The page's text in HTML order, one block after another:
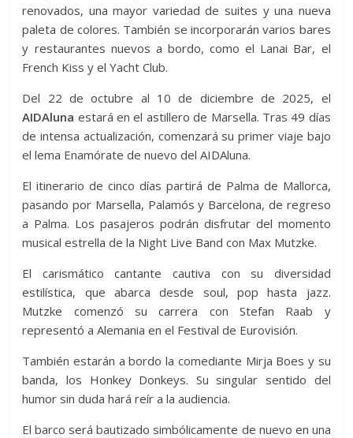
renovados, una mayor variedad de suites y una nueva
paleta de colores. También se incorporarán varios bares
y restaurantes nuevos a bordo, como el Lanai Bar, el
French Kiss y el Yacht Club.
Del 22 de octubre al 10 de diciembre de 2025, el
AIDAluna estará en el astillero de Marsella. Tras 49 días
de intensa actualización, comenzará su primer viaje bajo
el lema Enamórate de nuevo del AIDAluna.
El itinerario de cinco días partirá de Palma de Mallorca,
pasando por Marsella, Palamós y Barcelona, de regreso
a Palma. Los pasajeros podrán disfrutar del momento
musical estrella de la Night Live Band con Max Mutzke.
El carismático cantante cautiva con su diversidad
estilística, que abarca desde soul, pop hasta jazz.
Mutzke comenzó su carrera con Stefan Raab y
representó a Alemania en el Festival de Eurovisión.
También estarán a bordo la comediante Mirja Boes y su
banda, los Honkey Donkeys. Su singular sentido del
humor sin duda hará reír a la audiencia.
El barco será bautizado simbólicamente de nuevo en una